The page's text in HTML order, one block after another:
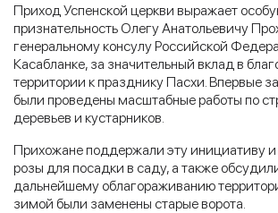
Приход Успенской церкви выражает
признательность Олегу Анатольевичу
генеральному консулу Российской
Касабланке, за значительный вклад в
территории к празднику Пасхи. Впервые
были проведены масштабные работы по
деревьев и кустарников.
Прихожане поддержали эту инициативу и
розы для посадки в саду, а также
дальнейшему облагораживанию
зимой были заменены старые ворота.